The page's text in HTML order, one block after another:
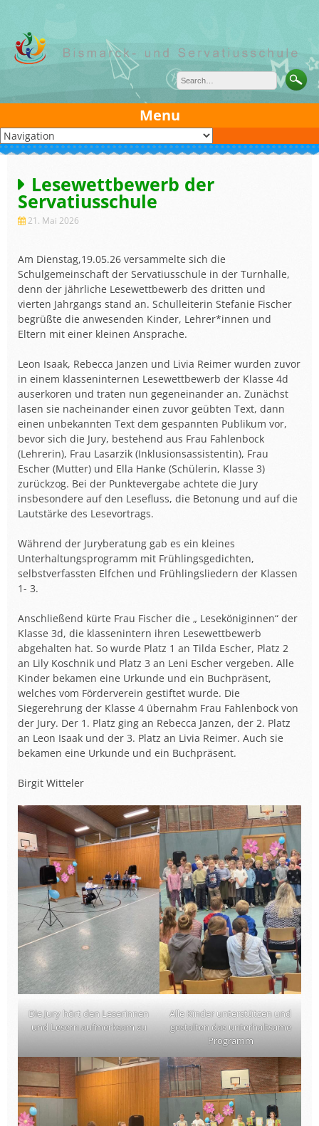
content
Menu
Lesewettbewerb der
Servatiusschule
21. Mai 2026
Am Dienstag,19.05.26 versammelte sich die
Schulgemeinschaft der Servatiusschule in der Turnhalle,
denn der jährliche Lesewettbewerb des dritten und
vierten Jahrgangs stand an. Schulleiterin Stefanie Fischer
begrüßte die anwesenden Kinder, Lehrer*innen und
Eltern mit einer kleinen Ansprache.
Leon Isaak, Rebecca Janzen und Livia Reimer wurden zuvor
in einem klasseninternen Lesewettbewerb der Klasse 4d
auserkoren und traten nun gegeneinander an. Zunächst
lasen sie nacheinander einen zuvor geübten Text, dann
einen unbekannten Text dem gespannten Publikum vor,
bevor sich die Jury, bestehend aus Frau Fahlenbock
(Lehrerin), Frau Lasarzik (Inklusionsassistentin), Frau
Escher (Mutter) und Ella Hanke (Schülerin, Klasse 3)
zurückzog. Bei der Punktevergabe achtete die Jury
insbesondere auf den Lesefluss, die Betonung und auf die
Lautstärke des Lesevortrags.
Während der Juryberatung gab es ein kleines
Unterhaltungsprogramm mit Frühlingsgedichten,
selbstverfassten Elfchen und Frühlingsliedern der Klassen
1- 3.
Anschließend kürte Frau Fischer die „ Leseköniginnen“ der
Klasse 3d, die klassenintern ihren Lesewettbewerb
abgehalten hat. So wurde Platz 1 an Tilda Escher, Platz 2
an Lily Koschnik und Platz 3 an Leni Escher vergeben. Alle
Kinder bekamen eine Urkunde und ein Buchpräsent,
welches vom Förderverein gestiftet wurde. Die
Siegerehrung der Klasse 4 übernahm Frau Fahlenbock von
der Jury. Der 1. Platz ging an Rebecca Janzen, der 2. Platz
an Leon Isaak und der 3. Platz an Livia Reimer. Auch sie
bekamen eine Urkunde und ein Buchpräsent.
Birgit Witteler
Die Jury hört den Leserinnen
und Lesern aufmerksam zu
Alle Kinder unterstützen und
gestalten das unterhaltsame
Programm